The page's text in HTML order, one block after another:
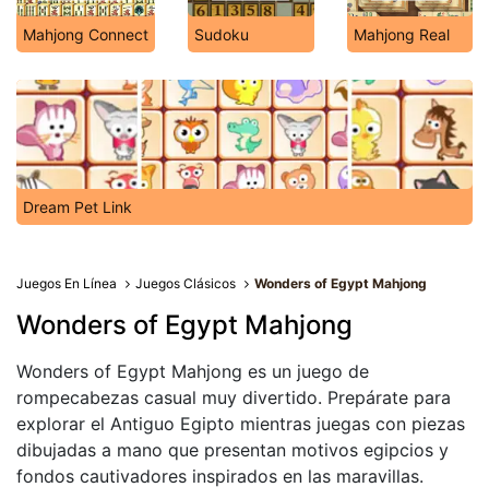
Mahjong Connect Sudoku Mahjong Real
Dream Pet Link
Juegos En Línea Juegos Clásicos Wonders of Egypt Mahjong
Wonders of Egypt Mahjong
Wonders of Egypt Mahjong es un juego de
rompecabezas casual muy divertido. Prepárate para
explorar el Antiguo Egipto mientras juegas con piezas
dibujadas a mano que presentan motivos egipcios y
fondos cautivadores inspirados en las maravillas.